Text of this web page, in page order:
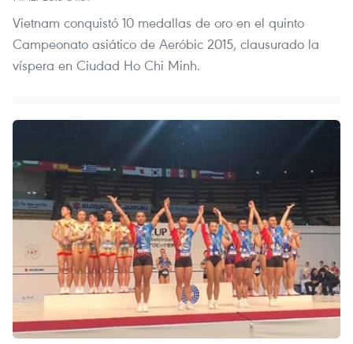
Vietnam conquistó 10 medallas de oro en el quinto
Campeonato asiático de Aeróbic 2015, clausurado la
víspera en Ciudad Ho Chi Minh.